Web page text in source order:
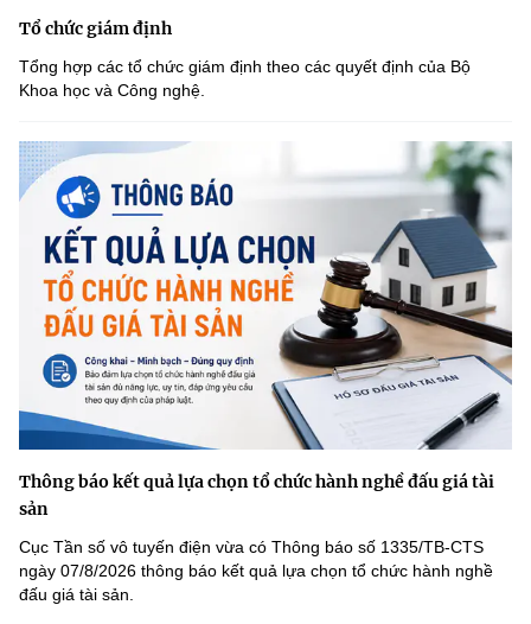
Tổ chức giám định
Tổng hợp các tổ chức giám định theo các quyết định của Bộ
Khoa học và Công nghệ.
Thông báo kết quả lựa chọn tổ chức hành nghề đấu giá tài
sản
Cục Tần số vô tuyến điện vừa có Thông báo số 1335/TB-CTS
ngày 07/8/2026 thông báo kết quả lựa chọn tổ chức hành nghề
đấu giá tài sản.